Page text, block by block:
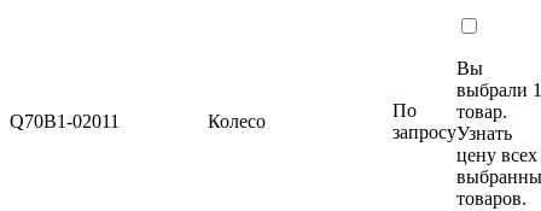
Q70B1-02011 Колесо
По
запросу
Вы
выбрали 1
товар.
Узнать
цену всех
товаров.